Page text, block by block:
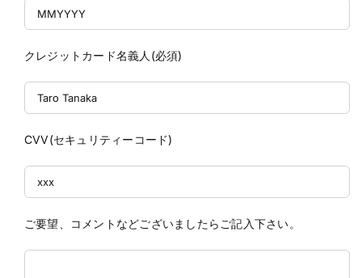
クレジットカード名義人(必須)
CVV(セキュリティーコード)
ご要望、コメントなどございましたらご記入下さい。